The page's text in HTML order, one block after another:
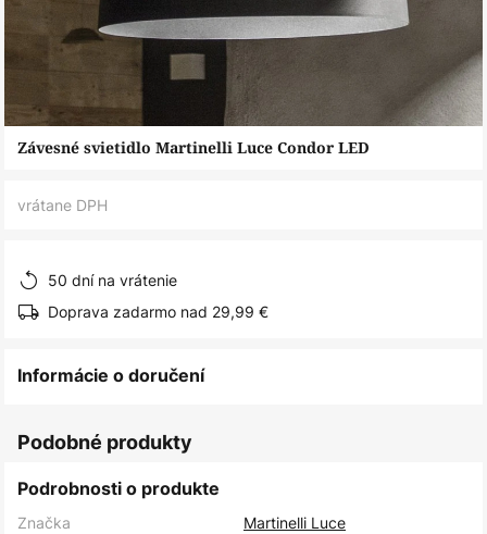
Preskočiť
Závesné svietidlo Martinelli Luce Condor LED
vrátane DPH
50 dní na vrátenie
Doprava zadarmo nad 29,99 €
Informácie o doručení
Podobné produkty
Podrobnosti o produkte
Značka
Martinelli Luce